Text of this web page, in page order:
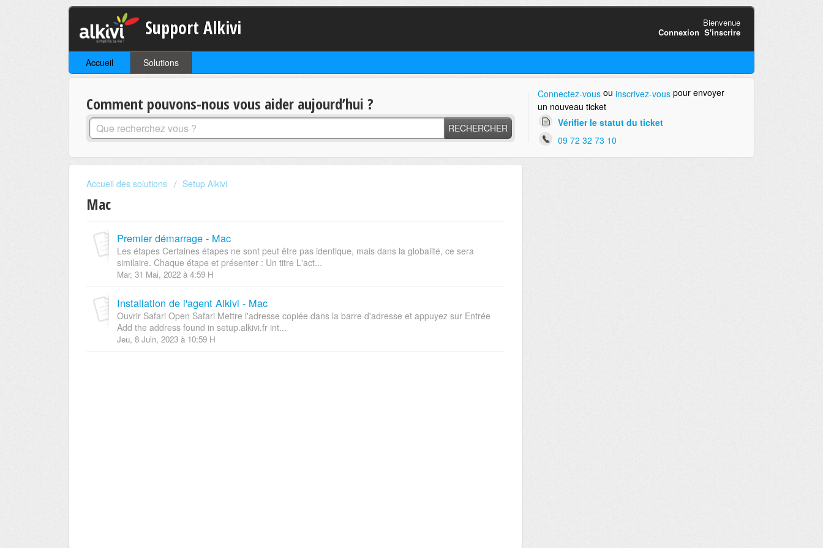
Support Alkivi
Bienvenue
Connexion S'inscrire
Accueil Solutions
Comment pouvons-nous vous aider aujourd’hui ?
RECHERCHER
Connectez-vousou inscrivez-vouspour envoyer
un nouveau ticket
Vérifier le statut du ticket
09 72 32 73 10
Accueil des solutions Setup Alkivi
Mac
Premier démarrage - Mac
Les étapes Certaines étapes ne sont peut être pas identique, mais dans la globalité, ce sera
similaire. Chaque étape et présenter : Un titre L'act...
Mar, 31 Mai, 2022 à 4:59 H
Installation de l'agent Alkivi - Mac
Ouvrir Safari Open Safari Mettre l'adresse copiée dans la barre d'adresse et appuyez sur Entrée
Add the address found in setup.alkivi.fr int...
Jeu, 8 Juin, 2023 à 10:59 H